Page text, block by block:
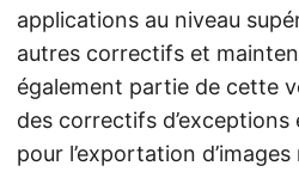
applications au niveau
autres correctifs et
également partie de cette
des correctifs
pour l’exportation